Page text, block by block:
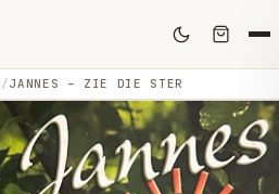
JANNES – ZIE DIE STER